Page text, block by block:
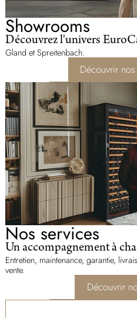
Showrooms
Découvrez l'univers
Gland et Spreitenbach.
Découvrir
Nos services
Un accompagnement à
Entretien, maintenance, garantie,
vente.
Découvrir